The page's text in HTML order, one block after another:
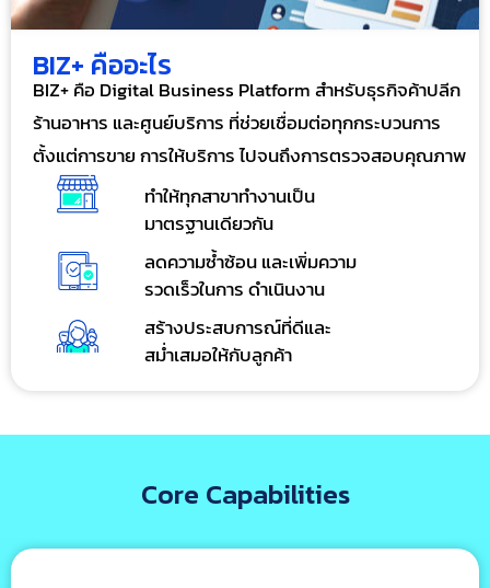
BIZ+ คืออะไร
BIZ+ คือ Digital Business Platform สำหรับธุรกิจค้าปลีก
ร้านอาหาร และศูนย์บริการ ที่ช่วยเชื่อมต่อทุกกระบวนการ
ตั้งแต่การขาย การให้บริการ ไปจนถึงการตรวจสอบคุณภาพ
ทำให้ทุกสาขาทำงานเป็น
มาตรฐานเดียวกัน
ลดความซ้ำซ้อน และเพิ่มความ
รวดเร็วในการ ดำเนินงาน
สร้างประสบการณ์ที่ดีและ
สม่ำเสมอให้กับลูกค้า
Core Capabilities